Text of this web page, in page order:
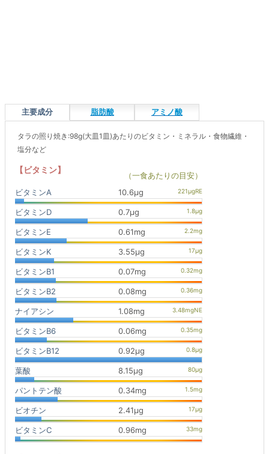
主要成分 脂肪酸 アミノ酸
タラの照り焼き:98g(大皿1皿)あたりのビタミン・ミネラル・食物繊維・
塩分など
【ビタミン】
（一食あたりの目安）
ビタミンA
10.6μg
ビタミンD 0.7μg
ビタミンE 0.61mg
ビタミンK 3.55μg
ビタミンB1 0.07mg
ビタミンB2 0.08mg
ナイアシン 1.08mg
ビタミンB6 0.06mg
ビタミンB12 0.92μg
葉酸 8.15μg
パントテン酸 0.34mg
ビオチン 2.41μg
ビタミンC 0.96mg